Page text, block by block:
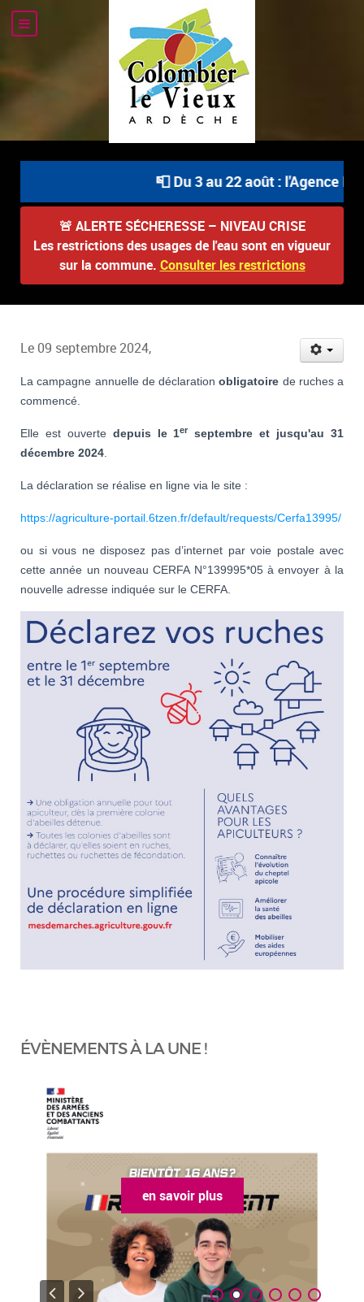
📮 Du 3 au 22 août : l'Agence
🚨 ALERTE SÉCHERESSE – NIVEAU CRISE
Les restrictions des usages de l'eau sont en vigueur
sur la commune. Consulter les restrictions
Le 09 septembre 2024,
La campagne annuelle de déclarationobligatoire de ruches a
commencé.
Elle est ouverte depuis le 1er
septembre et jusqu'au 31
décembre 2024
La déclaration se réalise en ligne via le site :
https://agriculture-portail.6tzen.fr/default/requests/Cerfa13995/
ou si vous ne disposez pas d’internet par voie postale avec
cette année un nouveau CERFA N°139995*05 à envoyer à la
nouvelle adresse indiquée sur le CERFA.
ÉVÈNEMENTS À LA UNE !
en savoir plus